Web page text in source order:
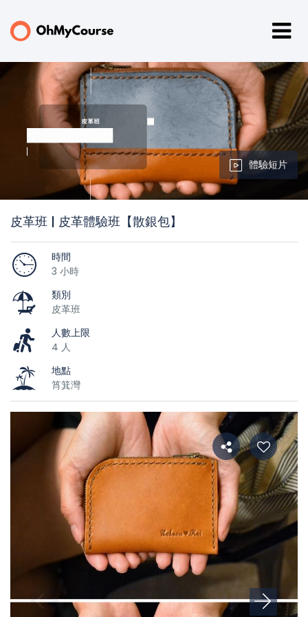
體驗短片
皮革班 | 皮革體驗班【散銀包】
時間
3 小時
類別
皮革班
人數上限
4 人
地點
筲箕灣